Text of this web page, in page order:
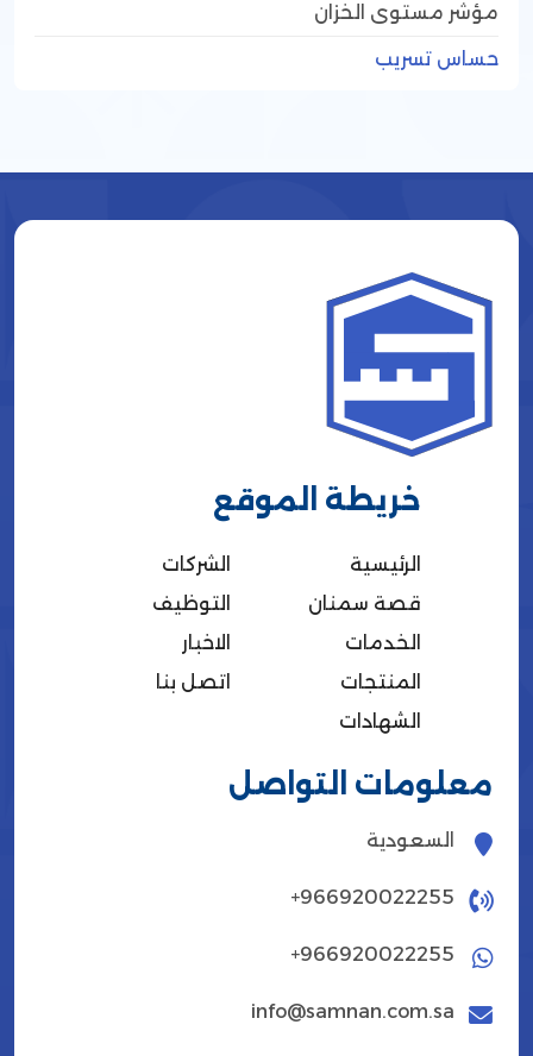
مؤشر مستوى الخزان
حساس تسريب
خريطة الموقع
اﻟﺮﺋﻴﺴﻴﺔ
الشركات
قصة سمنان
التوظيف
الخدمات
الاخبار
المنتجات
اتصل بنا
الشهادات
معلومات التواصل
السعودية
+966920022255
+966920022255
info@samnan.com.sa